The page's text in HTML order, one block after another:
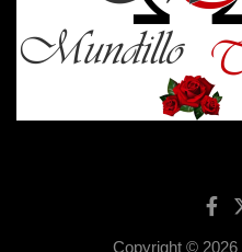
Copyright © 2026